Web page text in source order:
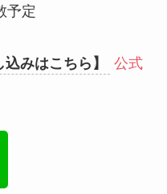
予定
みはこちら】
公式